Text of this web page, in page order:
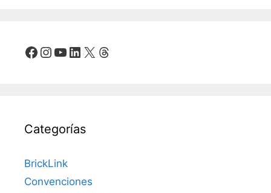
Facebook
Instagram
YouTube
LinkedIn
X Threads
Categorías
BrickLink
Convenciones